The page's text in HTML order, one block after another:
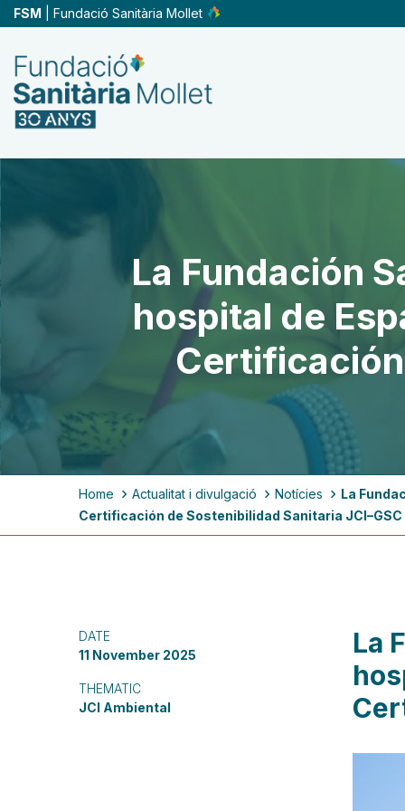
Skip
to
main
content
FSM | Fundació Sanitària Mollet
La Fundación
hospital de
Certificación
Breadcrumb
Home Actualitat i divulgació Notícies
La
Certificación de Sostenibilidad Sanitaria JCI–GSC
DATE
11 November 2025
THEMATIC
JCI Ambiental
La